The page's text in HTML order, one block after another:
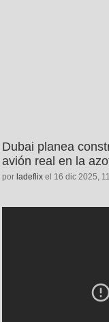
Dubai planea
avión real en la
por ladeflix el 16 dic 2025,